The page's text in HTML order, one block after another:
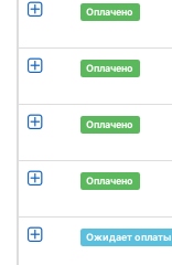
Оплачено
Оплачено
Оплачено
Оплачено
Ожидает оплаты